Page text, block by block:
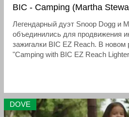
BIC - Camping (Martha
Легендарный дуэт Snoop Dogg и
объединились для продвижения
зажигалки BIC EZ Reach. В новом
"Camping with BIC EZ Reach
DOVE